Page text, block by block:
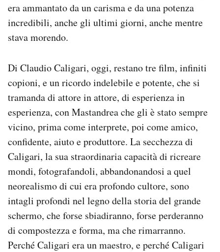
era ammantato da un carisma e da una potenza
incredibili, anche gli ultimi giorni, anche mentre
stava morendo.
Di Claudio Caligari, oggi, restano tre film, infiniti
copioni, e un ricordo indelebile e potente, che si
tramanda di attore in attore, di esperienza in
esperienza, con Mastandrea che gli è stato sempre
vicino, prima come interprete, poi come amico,
confidente, aiuto e produttore. La secchezza di
Caligari, la sua straordinaria capacità di ricreare
mondi, fotografandoli, abbandonandosi a quel
neorealismo di cui era profondo cultore, sono
intagli profondi nel legno della storia del grande
schermo, che forse sbiadiranno, forse perderanno
di compostezza e forma, ma che rimarranno.
Perché Caligari era un maestro, e perché Caligari